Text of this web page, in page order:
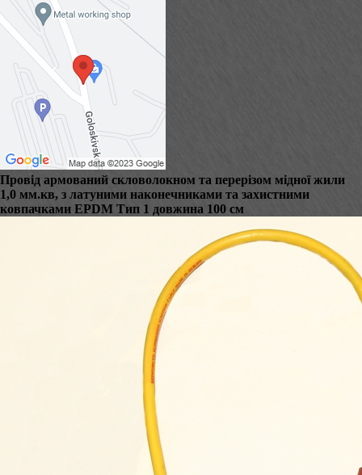
Провід армований скловолокном та перерізом мідної жили
1,0 мм.кв, з латуними наконечниками та захистними
ковпачками EPDM Тип 1 довжина 100 см